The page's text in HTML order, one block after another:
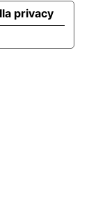
privacy